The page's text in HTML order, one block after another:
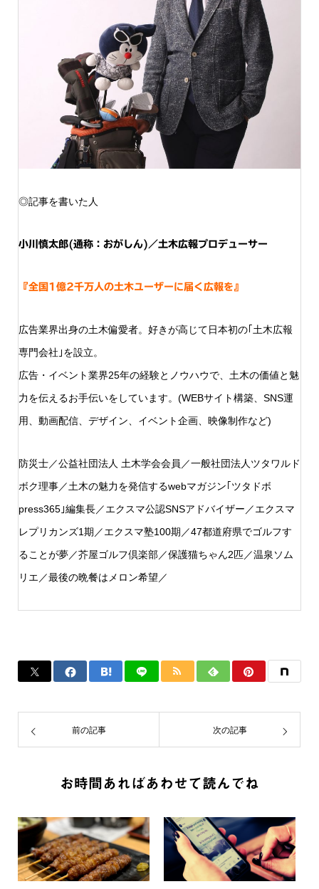
◎記事を書いた人
小川慎太郎(通称：おがしん)／土木広報プロデューサー
『全国1億2千万人の土木ユーザーに届く広報を』
広告業界出身の土木偏愛者。好きが高じて日本初の｢土木広報
専門会社｣を設立。
広告・イベント業界25年の経験とノウハウで、土木の価値と魅
力を伝えるお手伝いをしています。(WEBサイト構築、SNS運
用、動画配信、デザイン、イベント企画、映像制作など)
防災士／公益社団法人 土木学会会員／一般社団法人ツタワルド
ボク理事／土木の魅力を発信するwebマガジン｢ツタドボ
press365｣編集長／エクスマ公認SNSアドバイザー／エクスマ
レプリカンズ1期／エクスマ塾100期／47都道府県でゴルフす
ることが夢／芥屋ゴルフ倶楽部／保護猫ちゃん2匹／温泉ソム
リエ／最後の晩餐はメロン希望／
前の記事 次の記事
お時間あればあわせて読んでね